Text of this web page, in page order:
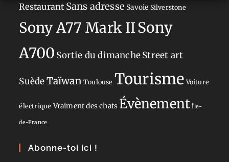
Restaurant Sans adresse Savoie Silverstone
Sony A77 Mark IISony
A700 Sortie du dimancheStreet art
SuèdeTaïwan Toulouse Tourisme Voiture
électrique Vraiment des chats Évènement Île-
de-France
Abonne-toi ici !